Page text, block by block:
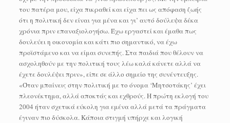
του πατέρα μου, είχα πικραθεί και είχα πει ως απόφαση ζωής
ότι η πολιτική δεν είναι για μένα και γι’ αυτό δούλεψα δέκα
χρόνια πριν επαναξιολογήσω. Έχω εργαστεί και έμαθα πως
δουλεύει η οικονομία και κάτι πιο σημαντικό, να έχω
προϊστάμενο και να είμαι συνεπής. Στα παιδιά που θέλουν να
ασχοληθούν με την πολιτική τους λέω καλά κάνετε αλλά να
έχετε δουλέψει πριν», είπε σε άλλο σημείο της συνέντευξης.
«Όταν μπαίνεις στην πολιτική με το όνομα ‘Μητσοτάκης’ έχει
πλεονέκτημα, αλλά αποκτάς και εχθρούς. Η πρώτη εκλογή του
2004 ήταν σχετικά εύκολη για εμένα αλλά μετά τα πράγματα
έγιναν πιο δύσκολα. Κάποια στιγμή υπήρχε και λογική